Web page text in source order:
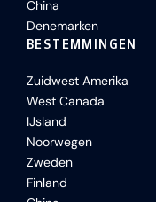
China
Denemarken
BESTEMMINGEN
Zuidwest Amerika
West Canada
IJsland
Noorwegen
Zweden
Finland